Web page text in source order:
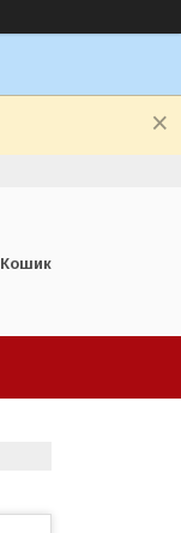
Кошик